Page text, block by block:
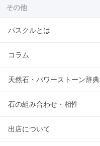
その他
パスクルとは
コラム
天然石・パワーストーン辞典
石の組み合わせ・相性
出店について